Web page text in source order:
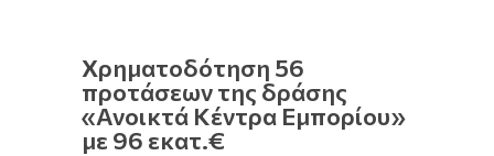
Χρηματοδότηση 56
προτάσεων της δράσης
«Ανοικτά Κέντρα Εμπορίου»
με 96 εκατ.€